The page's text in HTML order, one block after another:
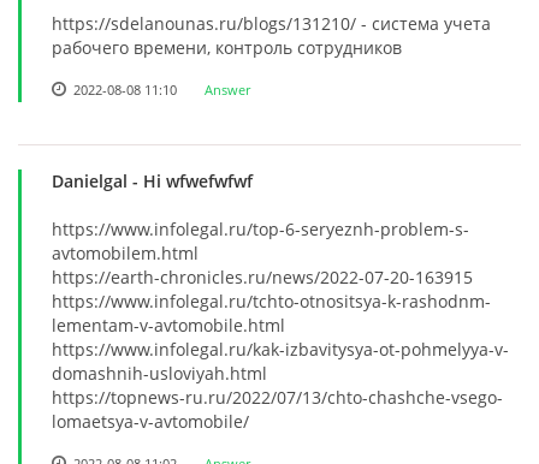
https://sdelanounas.ru/blogs/131210/ - система учета
рабочего времени, контроль сотрудников
2022-08-08 11:10 Answer
Danielgal - Hi wfwefwfwf
https://www.infolegal.ru/top-6-seryeznh-problem-s-
avtomobilem.html
https://earth-chronicles.ru/news/2022-07-20-163915
https://www.infolegal.ru/tchto-otnositsya-k-rashodnm-
lementam-v-avtomobile.html
https://www.infolegal.ru/kak-izbavitysya-ot-pohmelyya-v-
domashnih-usloviyah.html
https://topnews-ru.ru/2022/07/13/chto-chashche-vsego-
lomaetsya-v-avtomobile/